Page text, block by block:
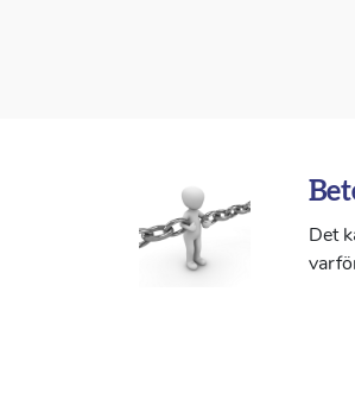
Det